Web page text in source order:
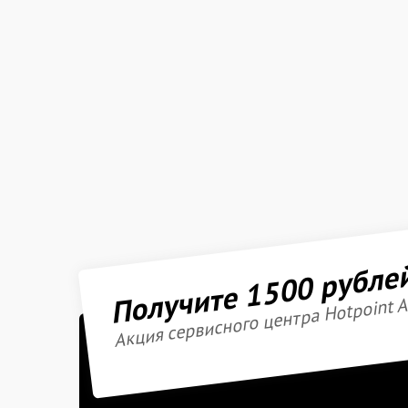
Получите 1500
Акция сервисного центра Hotpoint